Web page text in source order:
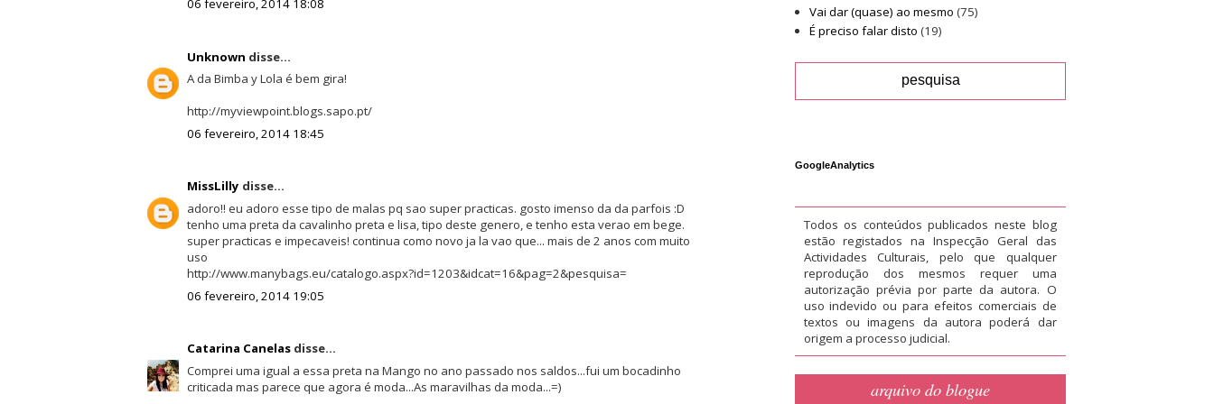
06 fevereiro, 2014 18:08
Unknown disse...
A da Bimba y Lola é bem gira!
http://myviewpoint.blogs.sapo.pt/
06 fevereiro, 2014 18:45
MissLilly disse...
adoro!! eu adoro esse tipo de malas pq sao super practicas. gosto imenso da da parfois :D
tenho uma preta da cavalinho preta e lisa, tipo deste genero, e tenho esta verao em bege.
super practicas e impecaveis! continua como novo ja la vao que... mais de 2 anos com muito
uso
http://www.manybags.eu/catalogo.aspx?id=1203&idcat=16&pag=2&pesquisa=
06 fevereiro, 2014 19:05
Catarina Canelasdisse...
Comprei uma igual a essa preta na Mango no ano passado nos saldos...fui um bocadinho
criticada mas parece que agora é moda...As maravilhas da moda...=)
Vai dar (quase) ao mesmo (75)
É preciso falar disto (19)
GoogleAnalytics
Todos os conteúdos publicados neste blog
estão registados na Inspecção Geral das
Actividades Culturais, pelo que qualquer
reprodução dos mesmos requer uma
autorização prévia por parte da autora. O
uso indevido ou para efeitos comerciais de
textos ou imagens da autora poderá dar
origem a processo judicial.
arquivo do blogue